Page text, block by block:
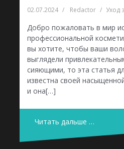
02.07.2024 Redactor Уход
Добро пожаловать в мир
профессиональной
вы хотите, чтобы ваши
выглядели
сияющими, то эта статья
известна своей
и она[…]
Читать дальше …